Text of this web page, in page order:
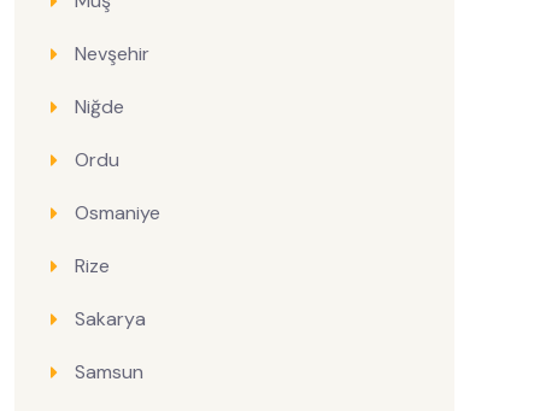
Nevşehir
Niğde
Ordu
Osmaniye
Rize
Sakarya
Samsun